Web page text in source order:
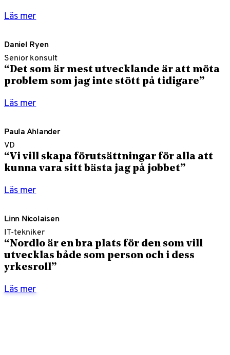
Läs mer
Daniel Ryen
Senior konsult
“Det som är mest utvecklande är att möta
problem som jag inte stött på tidigare”
Läs mer
Paula Ahlander
VD
“Vi vill skapa förutsättningar för alla att
kunna vara sitt bästa jag på jobbet”
Läs mer
Linn Nicolaisen
IT-tekniker
“Nordlo är en bra plats för den som vill
utvecklas både som person och i dess
yrkesroll”
Läs mer